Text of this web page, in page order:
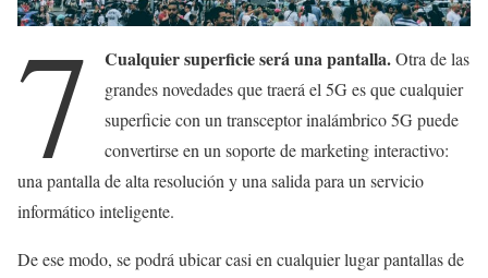
7 Cualquier superficie será una pantalla.Otra de las
grandes novedades que traerá el 5G es que cualquier
superficie con un transceptor inalámbrico 5G puede
convertirse en un soporte de marketing interactivo:
una pantalla de alta resolución y una salida para un servicio
informático inteligente.
De ese modo, se podrá ubicar casi en cualquier lugar pantallas de